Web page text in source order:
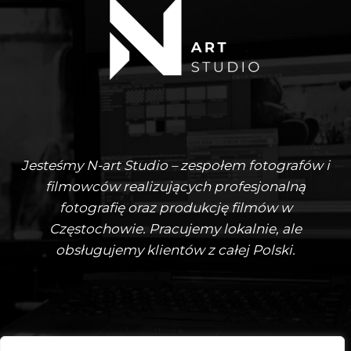
Jesteśmy N-art Studio – zespołem fotografów i
filmowców realizujących profesjonalną
fotografię oraz produkcję filmów w
Częstochowie. Pracujemy lokalnie, ale
obsługujemy klientów z całej Polski.